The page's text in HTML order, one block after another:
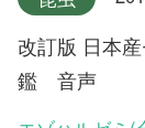
鑑 音声
ジアカクマゼミ